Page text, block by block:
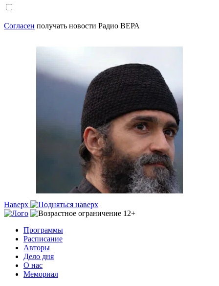
Согласен получать новости Радио ВЕРА
Наверх
Программы
Расписание
Авторы
Дело дня
О нас
Мемориал